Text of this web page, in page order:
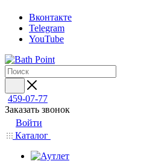
Вконтакте
Telegram
YouTube
459-07-77
Заказать звонок
Войти
Каталог